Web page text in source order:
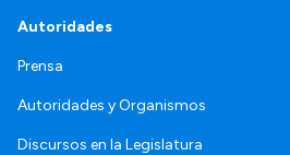
Autoridades
Prensa
Autoridades y Organismos
Discursos en la Legislatura